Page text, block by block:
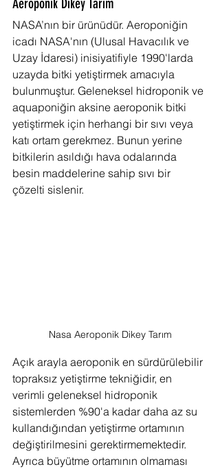
Aeroponik Dikey Tarım
NASA’nın bir ürünüdür. Aeroponiğin
icadı NASA'nın (Ulusal Havacılık ve
Uzay İdaresi) inisiyatifiyle 1990'larda
uzayda bitki yetiştirmek amacıyla
bulunmuştur. Geleneksel hidroponik ve
aquaponiğin aksine aeroponik bitki
yetiştirmek için herhangi bir sıvı veya
katı ortam gerekmez. Bunun yerine
bitkilerin asıldığı hava odalarında
besin maddelerine sahip sıvı bir
çözelti sislenir.
Nasa Aeroponik Dikey Tarım
Açık arayla aeroponik en sürdürülebilir
topraksız yetiştirme tekniğidir, en
verimli geleneksel hidroponik
sistemlerden %90'a kadar daha az su
kullandığından yetiştirme ortamının
değiştirilmesini gerektirmemektedir.
Ayrıca büyütme ortamının olmaması